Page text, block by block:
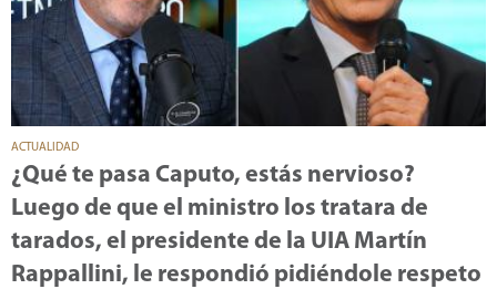
ACTUALIDAD
¿Qué te pasa Caputo, estás nervioso?
Luego de que el ministro los tratara de
tarados, el presidente de la UIA Martín
Rappallini, le respondió pidiéndole respeto